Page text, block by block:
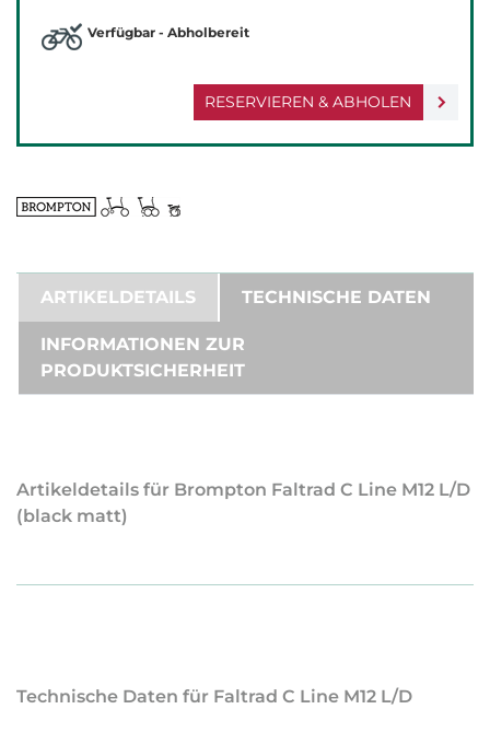
RESERVIEREN & ABHOLEN
Verfügbar - Abholbereit
ARTIKELDETAILS TECHNISCHE DATEN
INFORMATIONEN ZUR
PRODUKTSICHERHEIT
Artikeldetails für Brompton Faltrad C Line M12 L/D
(black matt)
Technische Daten für Faltrad C Line M12 L/D